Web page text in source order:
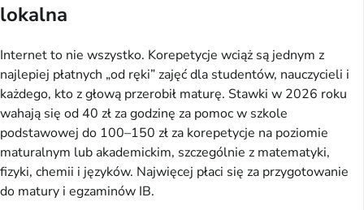
lokalna
Internet to nie wszystko. Korepetycje wciąż są jednym z
najlepiej płatnych „od ręki” zajęć dla studentów, nauczycieli i
każdego, kto z głową przerobił maturę. Stawki w 2026 roku
wahają się od 40 zł za godzinę za pomoc w szkole
podstawowej do 100–150 zł za korepetycje na poziomie
maturalnym lub akademickim, szczególnie z matematyki,
fizyki, chemii i języków. Najwięcej płaci się za przygotowanie
do matury i egzaminów IB.